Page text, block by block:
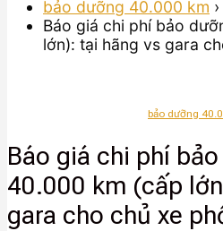
bảo dưỡng 40.000 km ›
Báo giá chi phí bảo
lớn): tại hãng vs gara
bảo dưỡng
Báo giá chi phí
40.000 km (cấp
gara cho chủ xe